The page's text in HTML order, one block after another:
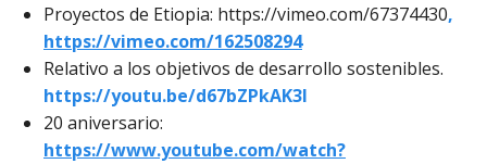
Proyectos de Etiopia: https://vimeo.com/67374430,
https://vimeo.com/162508294
Relativo a los objetivos de desarrollo sostenibles.
https://youtu.be/d67bZPkAK3I
20 aniversario:
https://www.youtube.com/watch?